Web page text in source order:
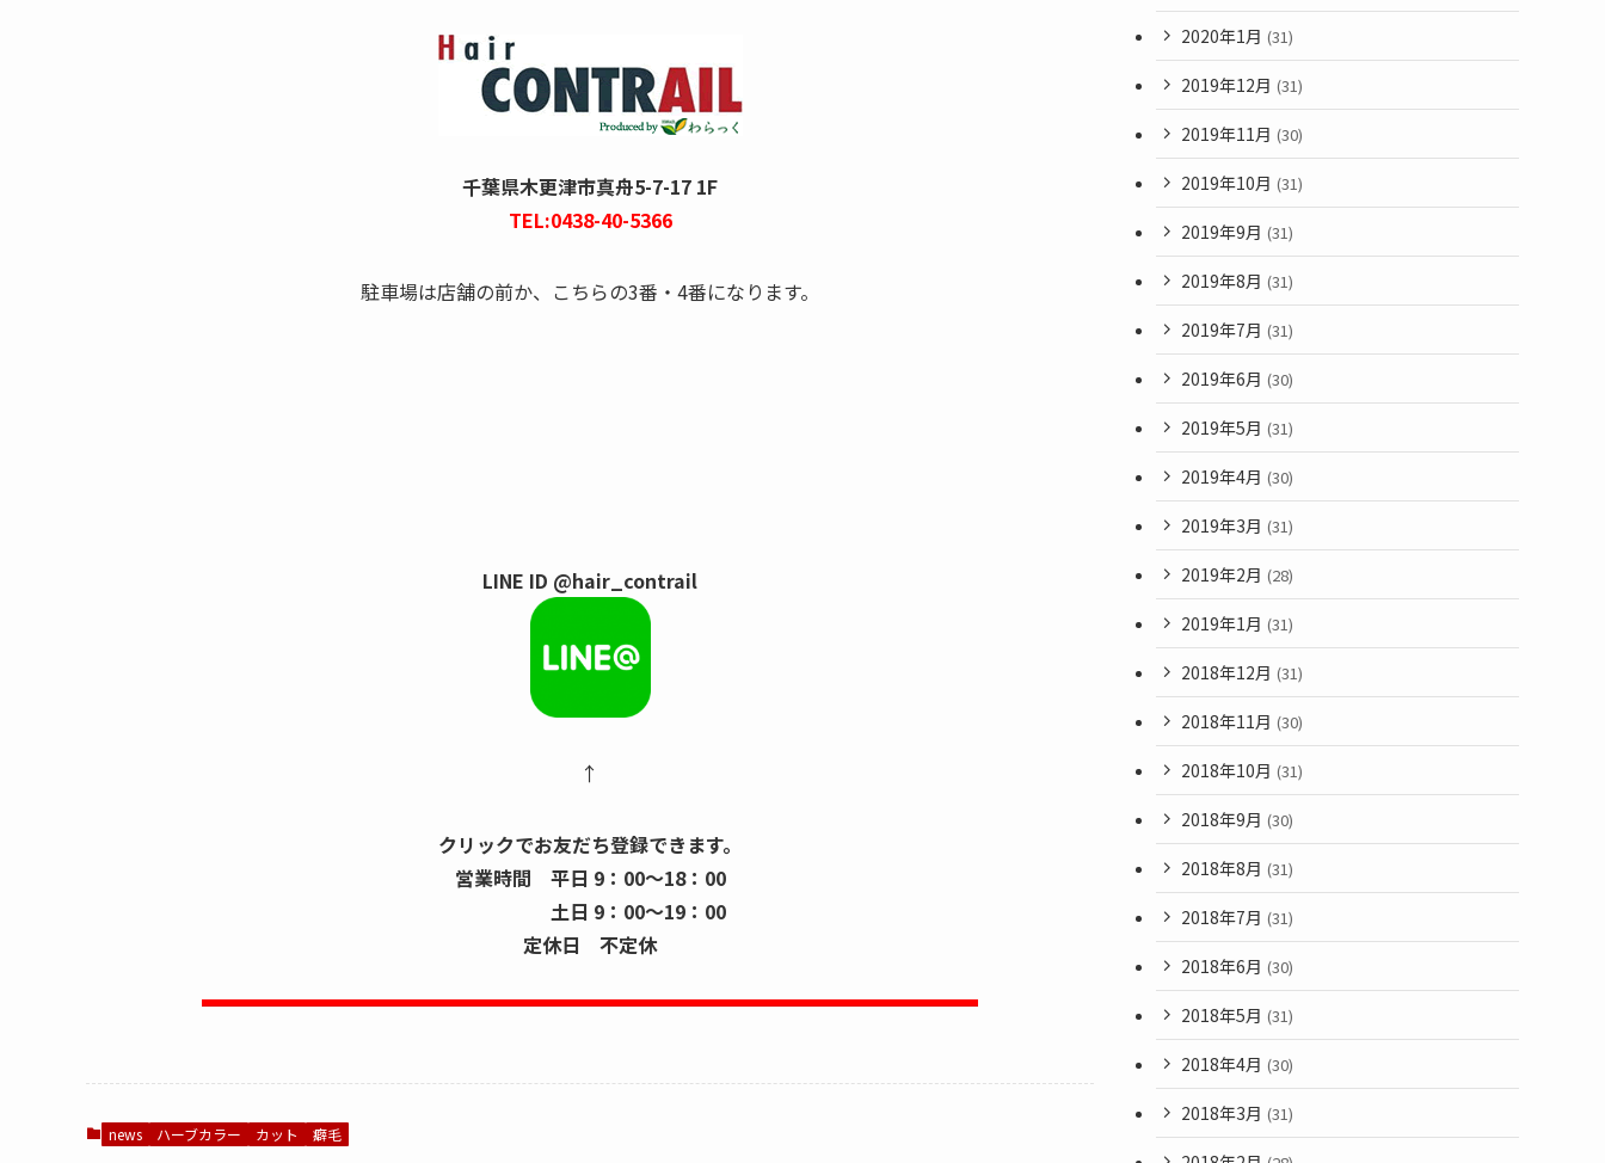
千葉県木更津市真舟5-7-17 1F
TEL:0438-40-5366
駐車場は店舗の前か、こちらの3番・4番になります。
LINE ID @hair_contrail
↑
クリックでお友だち登録できます。
営業時間 平日 9：00～18：00
土日 9：00～19：00
定休日 不定休
news ハーブカラー カット 癖毛
2020年1月 (31)
2019年12月 (31)
2019年11月 (30)
2019年10月 (31)
2019年9月 (31)
2019年8月 (31)
2019年7月 (31)
2019年6月 (30)
2019年5月 (31)
2019年4月 (30)
2019年3月 (31)
2019年2月 (28)
2019年1月 (31)
2018年12月 (31)
2018年11月 (30)
2018年10月 (31)
2018年9月 (30)
2018年8月 (31)
2018年7月 (31)
2018年6月 (30)
2018年5月 (31)
2018年4月 (30)
2018年3月 (31)